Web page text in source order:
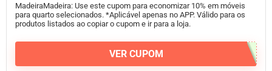
MadeiraMadeira: Use este cupom para economizar 10% em móveis
para quarto selecionados. *Aplicável apenas no APP. Válido para os
produtos listados ao copiar o cupom e ir para a loja.
VER CUPOM